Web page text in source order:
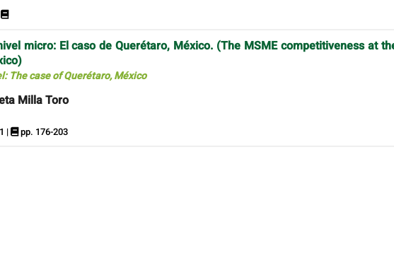
micro: El caso de Querétaro, México. (The MSME competitiveness at
The case of Querétaro, México
Milla Toro
| pp. 176-203